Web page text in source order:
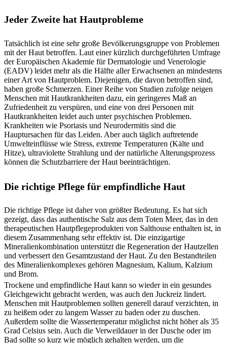
Jeder Zweite hat Hautprobleme
Tatsächlich ist eine sehr große Bevölkerungsgruppe von Problemen
mit der Haut betroffen. Laut einer kürzlich durchgeführten Umfrage
der Europäischen Akademie für Dermatologie und Venerologie
(EADV) leidet mehr als die Hälfte aller Erwachsenen an mindestens
einer Art von Hautproblem. Diejenigen, die davon betroffen sind,
haben große Schmerzen. Einer Reihe von Studien zufolge neigen
Menschen mit Hautkrankheiten dazu, ein geringeres Maß an
Zufriedenheit zu verspüren, und eine von drei Personen mit
Hautkrankheiten leidet auch unter psychischen Problemen.
Krankheiten wie Psoriasis und Neurodermitis sind die
Hauptursachen für das Leiden. Aber auch täglich auftretende
Umwelteinflüsse wie Stress, extreme Temperaturen (Kälte und
Hitze), ultraviolette Strahlung und der natürliche Alterungsprozess
können die Schutzbarriere der Haut beeinträchtigen.
Die richtige Pflege für empfindliche Haut
Die richtige Pflege ist daher von größter Bedeutung. Es hat sich
gezeigt, dass das authentische Salz aus dem Toten Meer, das in den
therapeutischen Hautpflegeprodukten von Salthouse enthalten ist, in
diesem Zusammenhang sehr effektiv ist. Die einzigartige
Mineralienkombination unterstützt die Regeneration der Hautzellen
und verbessert den Gesamtzustand der Haut. Zu den Bestandteilen
des Mineralienkomplexes gehören Magnesium, Kalium, Kalzium
und Brom.
Trockene und empfindliche Haut kann so wieder in ein gesundes
Gleichgewicht gebracht werden, was auch den Juckreiz lindert.
Menschen mit Hautproblemen sollten generell darauf verzichten, in
zu heißem oder zu langem Wasser zu baden oder zu duschen.
Außerdem sollte die Wassertemperatur möglichst nicht höher als 35
Grad Celsius sein. Auch die Verweildauer in der Dusche oder im
Bad sollte so kurz wie möglich gehalten werden, um die